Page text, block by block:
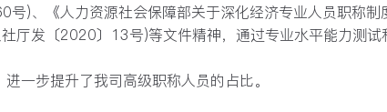
)、《人力资源社会保障部关于深化经济专业人员职称
厅发〔2020〕13号)等文件精神，通过专业水平能力测
一步提升了我司高级职称人员的占比。